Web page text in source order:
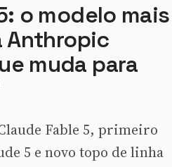
o modelo mais
Anthropic
muda para
Fable 5, primeiro
5 e novo topo de linha